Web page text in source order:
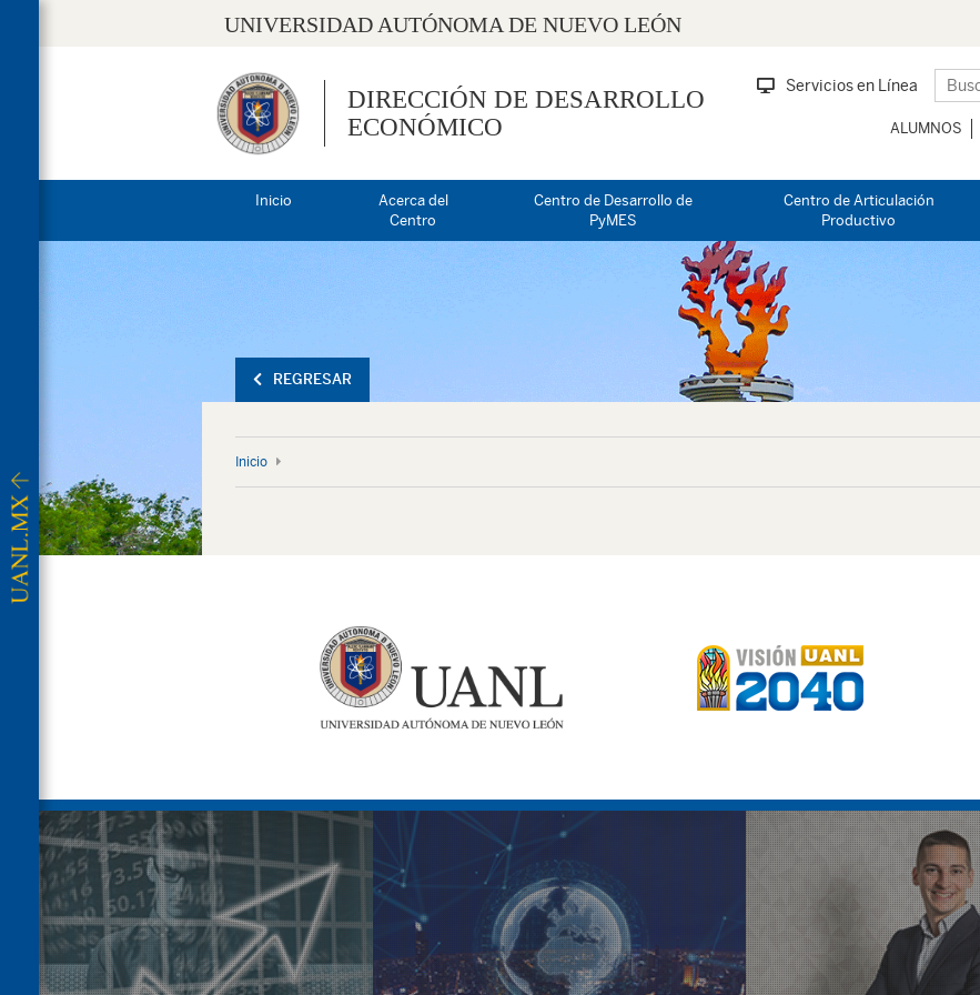
UNIVERSIDAD AUTÓNOMA DE NUEVO LEÓN
DIRECCIÓN DE DESARROLLO
ECONÓMICO
Servicios en Línea
ALUMNOS
Inicio
Acerca del
Centro
Centro de Desarrollo de
PyMES
Centro de Articulación
Productivo
REGRESAR
Inicio